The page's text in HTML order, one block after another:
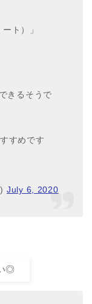
ト）」
きるそうで
すめです
July 6, 2020
◎